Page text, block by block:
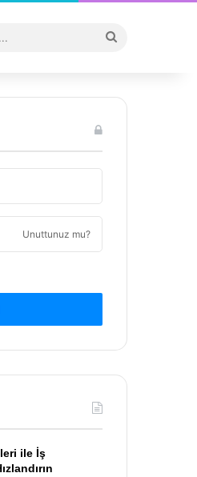
...
Unuttunuz mu?
ile İş